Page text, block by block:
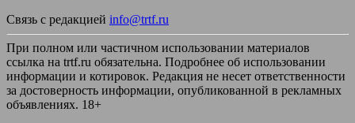
Связь с редакцией info@trtf.ru
При полном или частичном использовании материалов
ссылка на trtf.ru обязательна. Подробнее об использовании
информации и котировок. Редакция не несет ответственности
за достоверность информации, опубликованной в рекламных
объявлениях. 18+